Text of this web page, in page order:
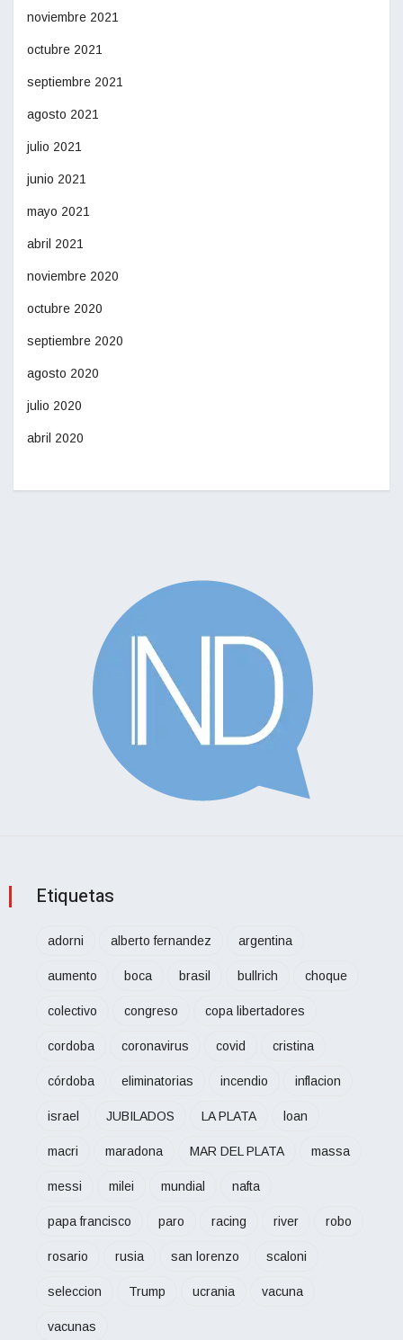
noviembre 2021
octubre 2021
septiembre 2021
agosto 2021
julio 2021
junio 2021
mayo 2021
abril 2021
noviembre 2020
octubre 2020
septiembre 2020
agosto 2020
julio 2020
abril 2020
Etiquetas
adorni alberto fernandez argentina
aumento boca brasil bullrich choque
colectivo congreso copa libertadores
cordoba coronavirus covid cristina
córdoba eliminatorias incendio inflacion
israel JUBILADOS LA PLATA loan
macri maradona MAR DEL PLATA massa
messi milei mundial nafta
papa francisco paro racing river robo
rosario rusia san lorenzo scaloni
seleccion Trump ucrania vacuna
vacunas